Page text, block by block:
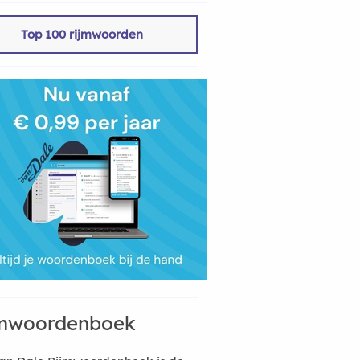
Top 100 rijmwoorden